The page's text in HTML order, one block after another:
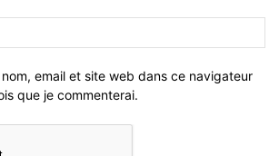
email et site web dans ce navigateur
que je commenterai.